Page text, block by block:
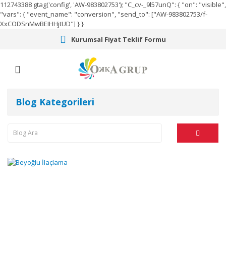
112743388 gtag('config', 'AW-983802753'); "C_cv-_9l57unQ": { "on": "visible",
"vars": { "event_name": "conversion", "send_to": ["AW-983802753/f-
XxCODSnMwBEIHHjtUD"] } }
Kurumsal Fiyat Teklif Formu
Blog Kategorileri